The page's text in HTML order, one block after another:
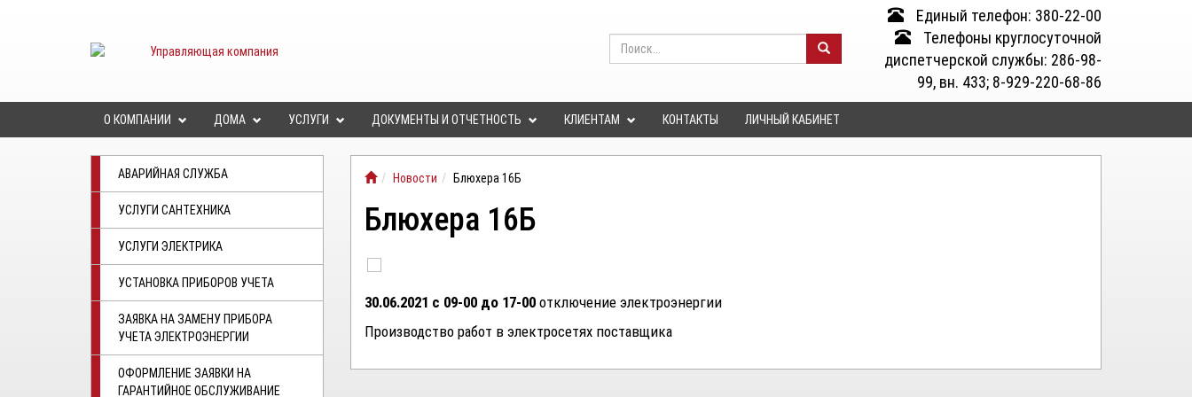
Единый телефон: 380-22-00
Телефоны круглосуточной
диспетчерской службы: 286-98-
99, вн. 433; 8-929-220-68-86
О КОМПАНИИ ДОМА УСЛУГИ ДОКУМЕНТЫ И ОТЧЕТНОСТЬ КЛИЕНТАМ КОНТАКТЫ ЛИЧНЫЙ КАБИНЕТ
АВАРИЙНАЯ СЛУЖБА
УСЛУГИ САНТЕХНИКА
УСЛУГИ ЭЛЕКТРИКА
УСТАНОВКА ПРИБОРОВ УЧЕТА
ЗАЯВКА НА ЗАМЕНУ ПРИБОРА
УЧЕТА ЭЛЕКТРОЭНЕРГИИ
ОФОРМЛЕНИЕ ЗАЯВКИ НА
ГАРАНТИЙНОЕ ОБСЛУЖИВАНИЕ
Новости Блюхера 16Б
Блюхера 16Б
30.06.2021 с 09-00 до 17-00отключение электроэнергии
Производство работ в электросетях поставщика